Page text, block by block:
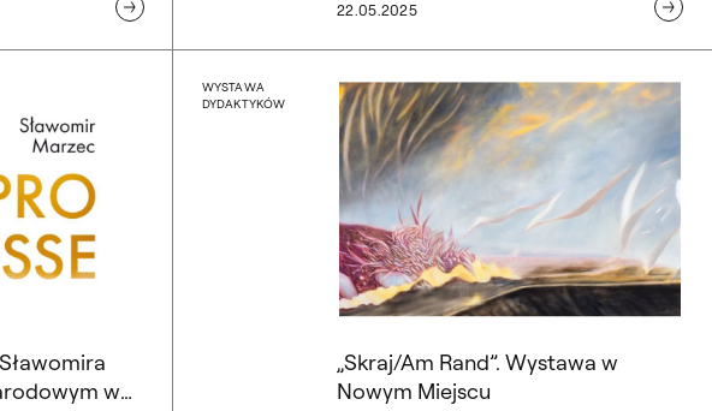
19 czerwca
rysunki i prace na papierze, a także model
Wniebowzięcia NMP z początku XIX wieku.
22.05.2025
z Wydziałów Grafiki ASP w
Sławomira Marca w Muzeum
esse”. Sławomir Marzec. Wystawa w Muzeum Narodowym w Lublinie, 14.05 – 15.082025
w
„Skraj/Am Rand”.
WYSTAWA
DYDAKTYKÓW
„Skraj/Am Rand”. Wystawa
„Skraj/Am Rand”. Wystawa w
Nowym Miejscu